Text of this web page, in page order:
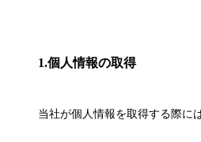
1.個人情報の取得
当社が個人情報を取得する際に